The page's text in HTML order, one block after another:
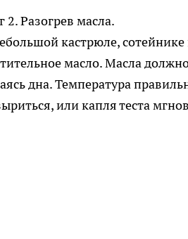
2. Разогрев масла.
кастрюле,
масло. Масла
дна. Температура
или капля теста